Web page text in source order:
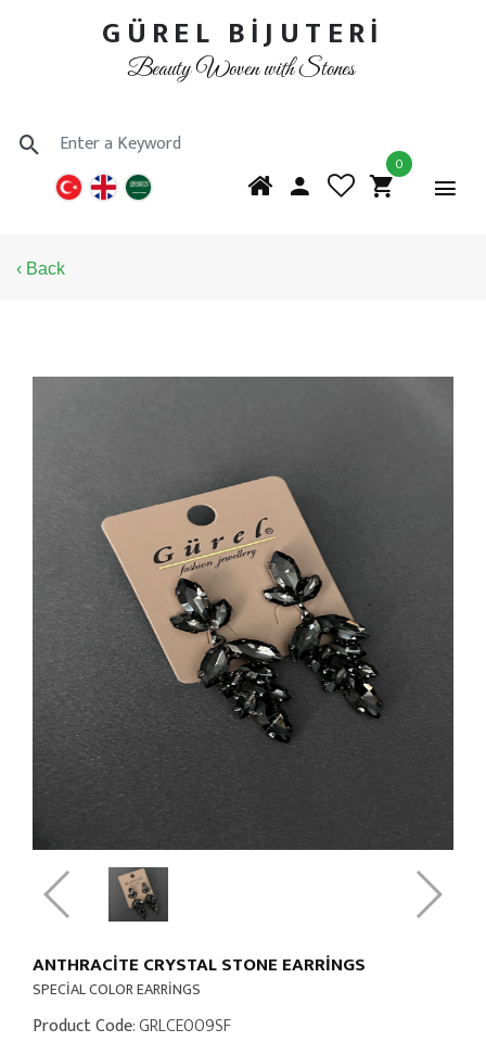
GÜREL BİJUTERİ
Beauty Woven with Stones
0
‹ Back
ANTHRACITE CRYSTAL STONE EARRINGS
SPECİAL COLOR EARRİNGS
Product Code: GRLCE009SF